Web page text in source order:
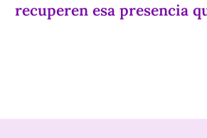
recuperen esa presencia